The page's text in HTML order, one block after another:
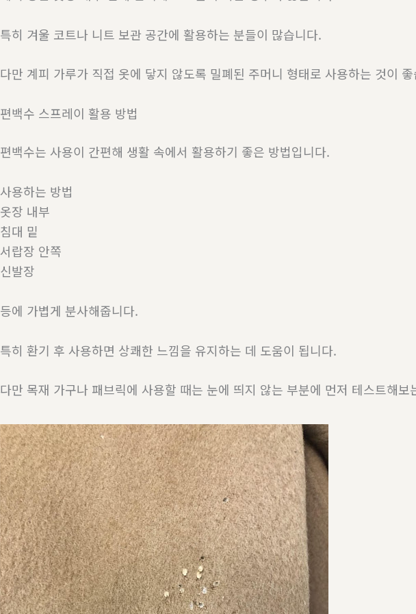
특히 겨울 코트나 니트 보관 공간에 활용하는 분들이 많습니다.
다만 계피 가루가 직접 옷에 닿지 않도록 밀폐된 주머니 형태로 사용하는 것이
편백수 스프레이 활용 방법
편백수는 사용이 간편해 생활 속에서 활용하기 좋은 방법입니다.
사용하는 방법
옷장 내부
침대 밑
서랍장 안쪽
신발장
등에 가볍게 분사해줍니다.
특히 환기 후 사용하면 상쾌한 느낌을 유지하는 데 도움이 됩니다.
다만 목재 가구나 패브릭에 사용할 때는 눈에 띄지 않는 부분에 먼저 테스트해보